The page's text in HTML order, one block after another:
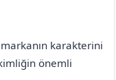
karakterini
önemli